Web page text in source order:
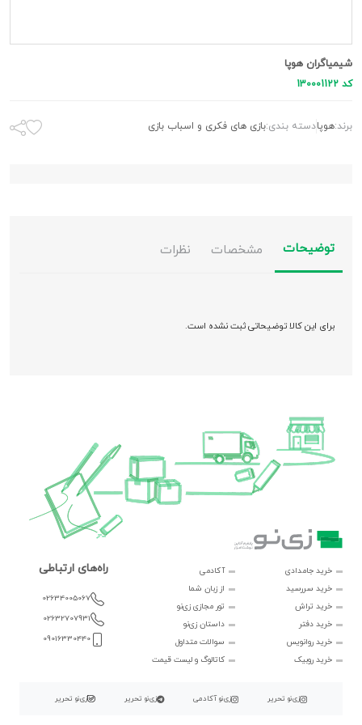
شیمیاگران هوپا
کد 130001122
برند:هوپادسته بندی:بازی های فکری و اسباب بازی
توضیحات مشخصات نظرات
برای این کالا توضیحاتی ثبت نشده است.
خرید جامدادی
خرید سررسید
خرید تراش
خرید دفتر
خرید روانویس
خرید روبیک
آکادمی
از زبان شما
تور مجازی زی‌نو
داستان زی‌نو
سوالات متداول
کاتالوگ و لیست قیمت
راه‌های ارتباطی
02634005067
02632707931
09016330440
زی‌نو تحریر زی‌نو آکادمی زی‌نو تحریر زی‌نو تحریر